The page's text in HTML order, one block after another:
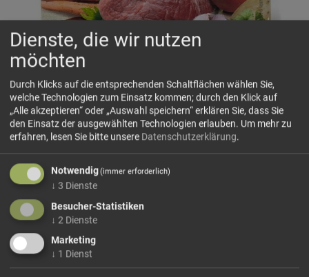
Bauer Rinderbrühwürfel Bio
Bio-Brühwürfel mit Fleischanteil aus dem Trentino,
kombiniert mit pflanzlichen Extrakten und Gemüse aus
Dienste, die wir nutzen
möchten
Durch Klicks auf die entsprechenden Schaltflächen wählen Sie,
welche Technologien zum Einsatz kommen; durch den Klick auf
„Alle akzeptieren“ oder „Auswahl speichern“ erklären Sie, dass Sie
den Einsatz der ausgewählten Technologien erlauben. Um mehr zu
erfahren, lesen Sie bitte unsere Datenschutzerklärung.
Notwendig(immer erforderlich)
↓ 3 Dienste
Besucher-Statistiken
↓ 2 Dienste
Marketing
↓ 1 Dienst